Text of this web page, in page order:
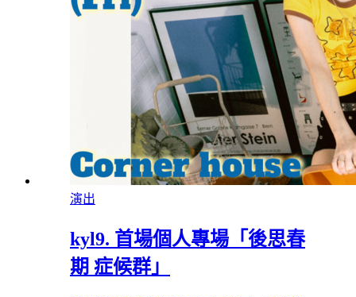
演出
kyl9. 首場個人專場「後思春
期 症候群」